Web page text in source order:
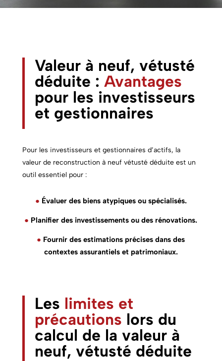
Valeur à neuf, vétusté
déduite : Avantages
pour les investisseurs
et gestionnaires
Pour les investisseurs et gestionnaires d’actifs, la
valeur de reconstruction à neuf vétusté déduite est un
outil essentiel pour :
● Évaluer des biens atypiques ou spécialisés.
● Planifier des investissements ou des rénovations.
● Fournir des estimations précises dans des
contextes assurantiels et patrimoniaux.
Les limites et
précautions lors du
calcul de la valeur à
neuf, vétusté déduite